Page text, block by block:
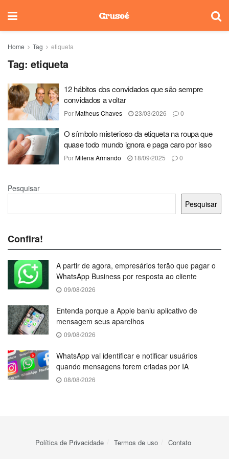
Home Tag etiqueta
Tag: etiqueta
12 hábitos dos convidados que são sempre
convidados a voltar
PorMatheus Chaves 23/03/2026 0
O símbolo misterioso da etiqueta na roupa que
quase todo mundo ignora e paga caro por isso
PorMilena Armando 18/09/2025 0
Pesquisar
Pesquisar
Confira!
A partir de agora, empresários terão que pagar o
WhatsApp Business por resposta ao cliente
09/08/2026
Entenda porque a Apple baniu aplicativo de
mensagem seus aparelhos
09/08/2026
WhatsApp vai identificar e notificar usuários
quando mensagens forem criadas por IA
08/08/2026
Política de Privacidade Termos de uso Contato